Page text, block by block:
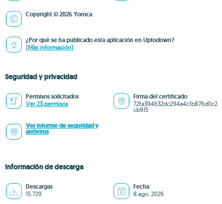
Copyright © 2026 Yoroca
¿Por qué se ha publicado esta aplicación en Uptodown?
(Más información)
Seguridad y privacidad
Permisos solicitados
Ver 23 permisos
Firma del certificado
72fa394632dc294a4c1b876d0c2
cb915
Ver informe de seguridad y
antivirus
Información de descarga
Descargas
15.729
Fecha
8 ago. 2026